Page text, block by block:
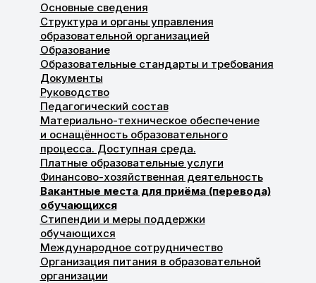
Основные сведения
Структура и органы управления
образовательной организацией
Образование
Образовательные стандарты и требования
Документы
Руководство
Педагогический состав
Материально-техническое обеспечение
и оснащённость образовательного
процесса. Доступная среда.
Платные образовательные услуги
Финансово-хозяйственная деятельность
Вакантные места для приёма (перевода)
обучающихся
Стипендии и меры поддержки
обучающихся
Международное сотрудничество
Организация питания в образовательной
организации